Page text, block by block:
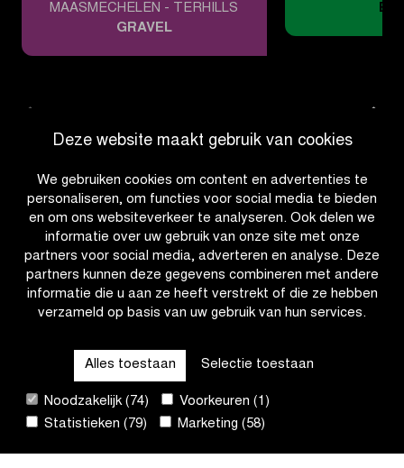
Deze website maakt gebruik van cookies
We gebruiken cookies om content en advertenties te
personaliseren, om functies voor social media te bieden
en om ons websiteverkeer te analyseren. Ook delen we
informatie over uw gebruik van onze site met onze
partners voor social media, adverteren en analyse. Deze
partners kunnen deze gegevens combineren met andere
informatie die u aan ze heeft verstrekt of die ze hebben
verzameld op basis van uw gebruik van hun services.
Alles toestaan Selectie toestaan
Noodzakelijk (74)
Voorkeuren (1)
Statistieken (79)
Marketing (58)
MAASMECHELEN - TERHILLS
GRAVEL
#FLCS
Ontvang onze
nieuwsbrief